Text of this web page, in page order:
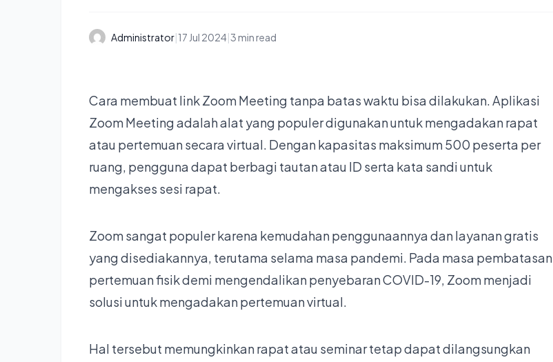
Administrator|17 Jul 2024|3 min read
Cara membuat link Zoom Meeting tanpa batas waktu bisa dilakukan. Aplikasi
Zoom Meeting adalah alat yang populer digunakan untuk mengadakan rapat
atau pertemuan secara virtual. Dengan kapasitas maksimum 500 peserta per
ruang, pengguna dapat berbagi tautan atau ID serta kata sandi untuk
mengakses sesi rapat.
Zoom sangat populer karena kemudahan penggunaannya dan layanan gratis
yang disediakannya, terutama selama masa pandemi. Pada masa pembatasan
pertemuan fisik demi mengendalikan penyebaran COVID-19, Zoom menjadi
solusi untuk mengadakan pertemuan virtual.
Hal tersebut memungkinkan rapat atau seminar tetap dapat dilangsungkan